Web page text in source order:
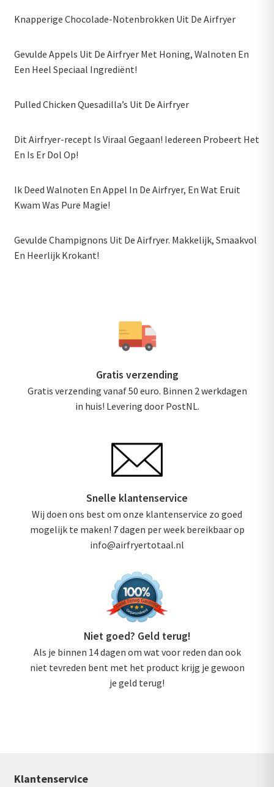
Knapperige Chocolade-Notenbrokken Uit De Airfryer
Gevulde Appels Uit De Airfryer Met Honing, Walnoten En
Een Heel Speciaal Ingrediënt!
Pulled Chicken Quesadilla’s Uit De Airfryer
Dit Airfryer-recept Is Viraal Gegaan! Iedereen Probeert Het
En Is Er Dol Op!
Ik Deed Walnoten En Appel In De Airfryer, En Wat Eruit
Kwam Was Pure Magie!
Gevulde Champignons Uit De Airfryer. Makkelijk, Smaakvol
En Heerlijk Krokant!
Gratis verzending
Gratis verzending vanaf 50 euro. Binnen 2 werkdagen
in huis! Levering door PostNL.
Snelle klantenservice
Wij doen ons best om onze klantenservice zo goed
mogelijk te maken! 7 dagen per week bereikbaar op
info@airfryertotaal.nl
Niet goed? Geld terug!
Als je binnen 14 dagen om wat voor reden dan ook
niet tevreden bent met het product krijg je gewoon
je geld terug!
Klantenservice